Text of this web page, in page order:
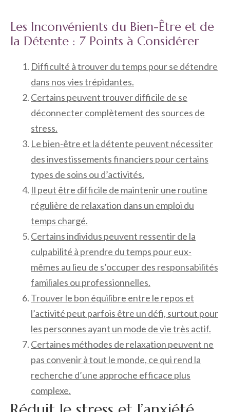
Les Inconvénients du Bien-Être et de
la Détente : 7 Points à Considérer
Difficulté à trouver du temps pour se détendre
dans nos vies trépidantes.
Certains peuvent trouver difficile de se
déconnecter complètement des sources de
stress.
Le bien-être et la détente peuvent nécessiter
des investissements financiers pour certains
types de soins ou d’activités.
Il peut être difficile de maintenir une routine
régulière de relaxation dans un emploi du
temps chargé.
Certains individus peuvent ressentir de la
culpabilité à prendre du temps pour eux-
mêmes au lieu de s’occuper des responsabilités
familiales ou professionnelles.
Trouver le bon équilibre entre le repos et
l’activité peut parfois être un défi, surtout pour
les personnes ayant un mode de vie très actif.
Certaines méthodes de relaxation peuvent ne
pas convenir à tout le monde, ce qui rend la
recherche d’une approche efficace plus
complexe.